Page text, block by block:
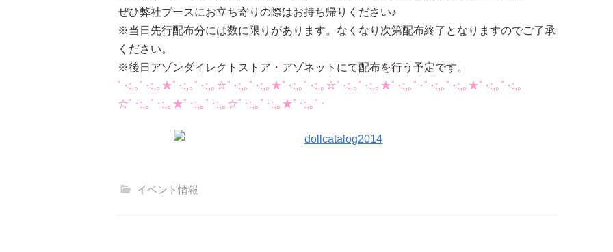
ぜひ弊社ブースにお立ち寄りの際はお持ち帰りください♪
※当日先行配布分には数に限りがあります。なくなり次第配布終了となりますのでご了承
ください。
※後日アゾンダイレクトストア・アゾネットにて配布を行う予定です。
ﾟ･:,｡ﾟ･:,｡★ﾟ･:,｡ﾟ･:,｡☆ﾟ･:,｡ﾟ･:,｡★ﾟ･:,｡ﾟ･:,｡☆ﾟ･:,｡ﾟ･:,｡★ﾟ･:,｡ﾟ･ﾟ･:,｡ﾟ･:,｡★ﾟ･:,｡ﾟ･:,｡
☆ﾟ･:,｡ﾟ･:,｡★ﾟ･:,｡ﾟ･:,｡☆ﾟ･:,｡ﾟ･:,｡★ﾟ･:,｡ﾟ･
イベント情報